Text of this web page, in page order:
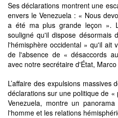
Ses déclarations montrent une
envers le Venezuela : « Nous
a été ma plus grande leçon ».
souligné qu'il dispose désormais
l'hémisphère occidental » qu'il ait
de l'absence de « désaccords
avec notre secrétaire d'État,
L’affaire des expulsions massives
déclarations sur une politique de
Venezuela, montre un
l'homme et les relations